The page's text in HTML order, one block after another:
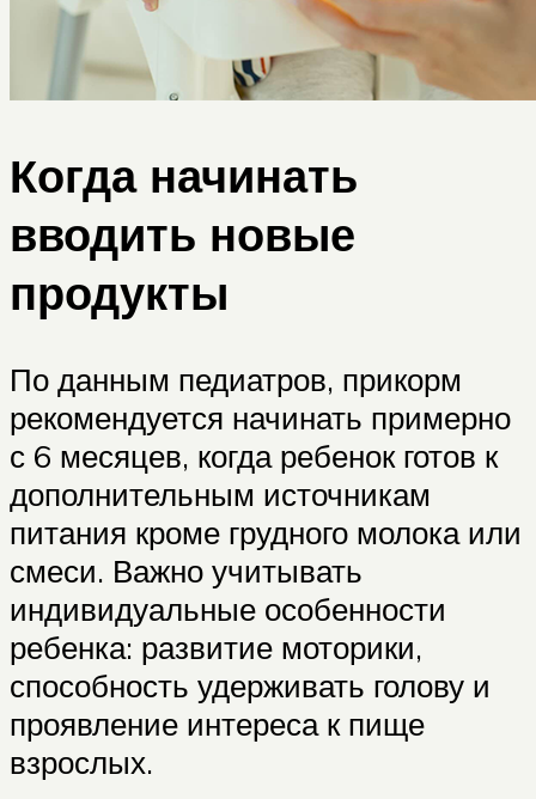
Когда начинать
вводить новые
продукты
По данным педиатров, прикорм
рекомендуется начинать примерно
с 6 месяцев, когда ребенок готов к
дополнительным источникам
питания кроме грудного молока или
смеси. Важно учитывать
индивидуальные особенности
ребенка: развитие моторики,
способность удерживать голову и
проявление интереса к пище
взрослых.